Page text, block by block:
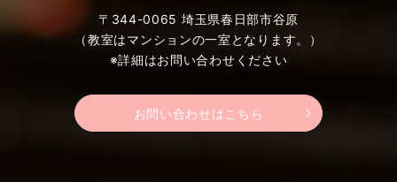
〒344-0065 埼玉県春日部市谷原
（教室はマンションの一室となります。）
※詳細はお問い合わせください
お問い合わせはこちら